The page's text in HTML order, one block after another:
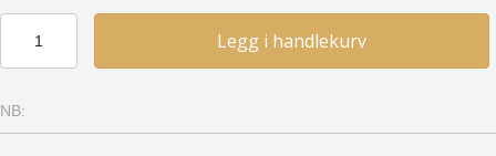
hjørnereoler
-
Furu,
Legg i handlekurv
NB: